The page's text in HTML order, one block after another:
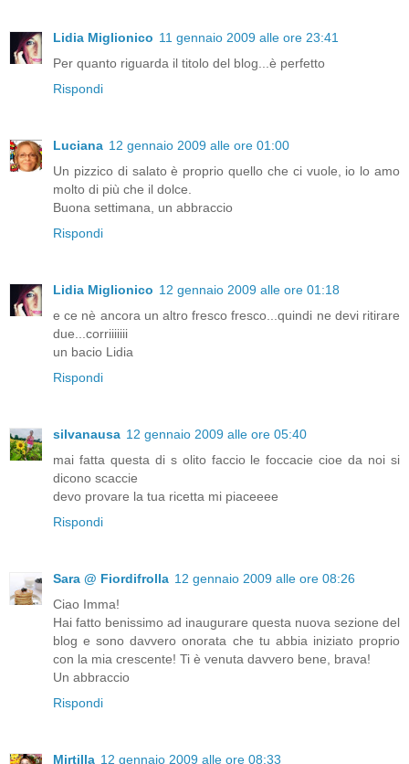
Lidia Miglionico 11 gennaio 2009 alle ore 23:41
Per quanto riguarda il titolo del blog...è perfetto
Rispondi
Luciana 12 gennaio 2009 alle ore 01:00
Un pizzico di salato è proprio quello che ci vuole, io lo amo
molto di più che il dolce.
Buona settimana, un abbraccio
Rispondi
Lidia Miglionico 12 gennaio 2009 alle ore 01:18
e ce nè ancora un altro fresco fresco...quindi ne devi ritirare
due...corriiiiiii
un bacio Lidia
Rispondi
silvanausa 12 gennaio 2009 alle ore 05:40
mai fatta questa di s olito faccio le foccacie cioe da noi si
dicono scaccie
devo provare la tua ricetta mi piaceeee
Rispondi
Sara @ Fiordifrolla 12 gennaio 2009 alle ore 08:26
Ciao Imma!
Hai fatto benissimo ad inaugurare questa nuova sezione del
blog e sono davvero onorata che tu abbia iniziato proprio
con la mia crescente! Ti è venuta davvero bene, brava!
Un abbraccio
Rispondi
Mirtilla 12 gennaio 2009 alle ore 08:33